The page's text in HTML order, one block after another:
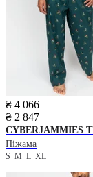
₴ 4 066
₴ 2 847
CYBERJAMMIES
Піжама
S M L XL